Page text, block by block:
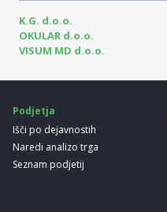
K.G. d.o.o.
OKULAR d.o.o.
VISUM MD d.o.o.
Podjetja
Išči po dejavnostih
Naredi analizo trga
Seznam podjetij